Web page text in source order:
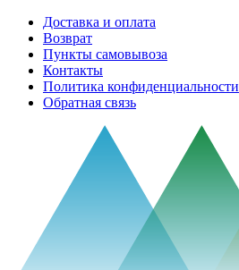
Доставка и оплата
Возврат
Пункты самовывоза
Контакты
Политика конфиденциальности
Обратная связь